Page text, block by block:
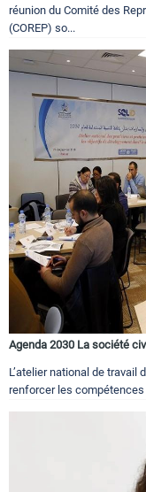
réunion du Comité des
(COREP) so...
Agenda 2030 La société
L’atelier national de travail
renforcer les